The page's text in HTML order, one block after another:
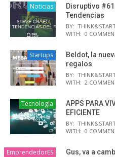
Noticias
Disruptivo
Tendencias
BY:
WITH: 0
Startups
Beldot, la
regalos
BY:
WITH: 2
Tecnología
APPS PARA
EFICIENTE
BY:
WITH: 0
EmprendedorES Gus, va a